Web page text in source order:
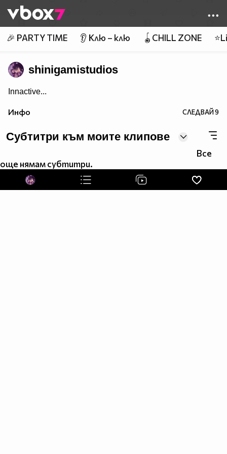
👾
🎉 PARTY TIME 👂 Клю – клю 🪀CHILL ZONE
shinigamistudios
Innactive...
Инфо СЛЕДВАЙ9
Субтитри към моите клипове
Все
още нямам субтитри.